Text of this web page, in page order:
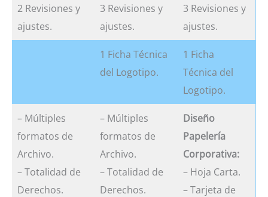
2 Revisiones y
ajustes.
3 Revisiones y
ajustes.
3 Revisiones y
ajustes.
1 Ficha Técnica
del Logotipo.
1 Ficha
Técnica del
Logotipo.
– Múltiples
formatos de
Archivo.
– Totalidad de
Derechos.
– Múltiples
formatos de
Archivo.
– Totalidad de
Derechos.
Diseño
Papelería
Corporativa:
– Hoja Carta.
– Tarjeta de